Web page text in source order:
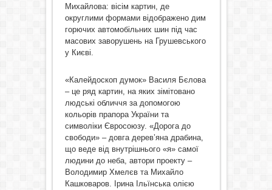
Михайлова: вісім картин, де
округлими формами відображено дим
горючих автомобільних шин під час
масових заворушень на Грушевського
у Києві.
«Калейдоскоп думок» Василя Бєлова
– це ряд картин, на яких зімітовано
людські обличчя за допомогою
кольорів прапора України та
символіки Євросоюзу. «Дорога до
свободи» – довга дерев’яна драбина,
що веде від внутрішнього «я» самої
людини до неба, автори проекту –
Володимир Хмелєв та Михайло
Кашковаров. Ірина Ільїнська олією